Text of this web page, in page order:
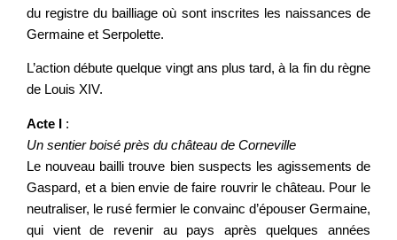
du registre du bailliage où sont inscrites les naissances de
Germaine et Serpolette.
L’action débute quelque vingt ans plus tard, à la fin du règne
de Louis XIV.
Acte I :
Un sentier boisé près du château de Corneville
Le nouveau bailli trouve bien suspects les agissements de
Gaspard, et a bien envie de faire rouvrir le château. Pour le
neutraliser, le rusé fermier le convainc d’épouser Germaine,
qui vient de revenir au pays après quelques années